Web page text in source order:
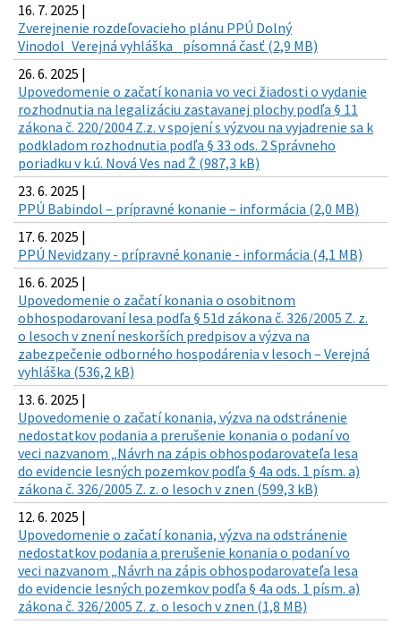
16. 7. 2025 |
Zverejnenie rozdeľovacieho plánu PPÚ Dolný
Vinodol_Verejná vyhláška _písomná časť (2,9 MB)
26. 6. 2025 |
Upovedomenie o začatí konania vo veci žiadosti o vydanie
rozhodnutia na legalizáciu zastavanej plochy podľa § 11
zákona č. 220/2004 Z.z. v spojení s výzvou na vyjadrenie sa k
podkladom rozhodnutia podľa § 33 ods. 2 Správneho
poriadku v k.ú. Nová Ves nad Ž (987,3 kB)
23. 6. 2025 |
PPÚ Babindol – prípravné konanie – informácia (2,0 MB)
17. 6. 2025 |
PPÚ Nevidzany - prípravné konanie - informácia (4,1 MB)
16. 6. 2025 |
Upovedomenie o začatí konania o osobitnom
obhospodarovaní lesa podľa § 51d zákona č. 326/2005 Z. z.
o lesoch v znení neskorších predpisov a výzva na
zabezpečenie odborného hospodárenia v lesoch – Verejná
vyhláška (536,2 kB)
13. 6. 2025 |
Upovedomenie o začatí konania, výzva na odstránenie
nedostatkov podania a prerušenie konania o podaní vo
veci nazvanom „Návrh na zápis obhospodarovateľa lesa
do evidencie lesných pozemkov podľa § 4a ods. 1 písm. a)
zákona č. 326/2005 Z. z. o lesoch v znen (599,3 kB)
12. 6. 2025 |
Upovedomenie o začatí konania, výzva na odstránenie
nedostatkov podania a prerušenie konania o podaní vo
veci nazvanom „Návrh na zápis obhospodarovateľa lesa
do evidencie lesných pozemkov podľa § 4a ods. 1 písm. a)
zákona č. 326/2005 Z. z. o lesoch v znen (1,8 MB)